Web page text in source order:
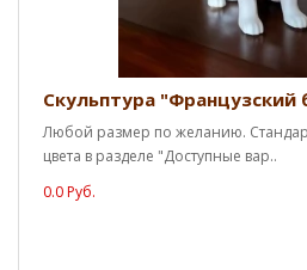
Скульптура "Французский
Любой размер по желанию.
цвета в разделе "Доступные вар..
0.0 Руб.